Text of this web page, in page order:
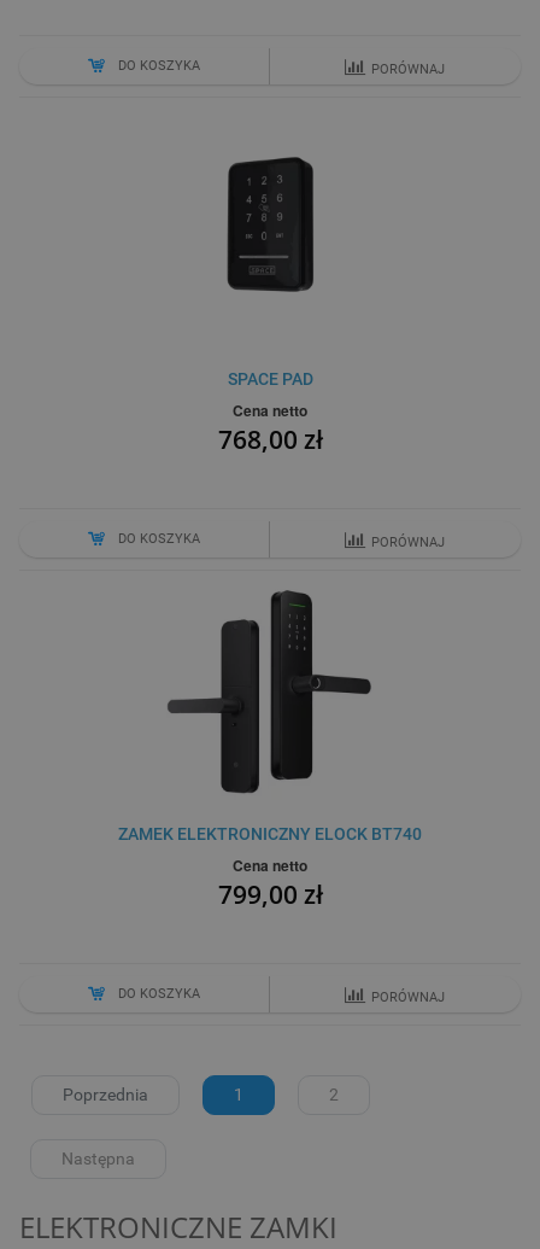
DO KOSZYKA PORÓWNAJ
SPACE PAD
Cena netto
768,00 zł
DO KOSZYKA PORÓWNAJ
ZAMEK ELEKTRONICZNY ELOCK BT740
Cena netto
799,00 zł
DO KOSZYKA PORÓWNAJ
Poprzednia 1 2
Następna
ELEKTRONICZNE ZAMKI